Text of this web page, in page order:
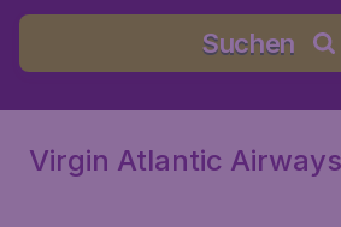
Suchen
Virgin Atlantic Airways